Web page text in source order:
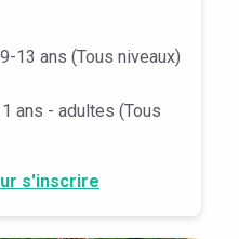
13 ans (Tous niveaux)
ans - adultes (Tous
s'inscrire